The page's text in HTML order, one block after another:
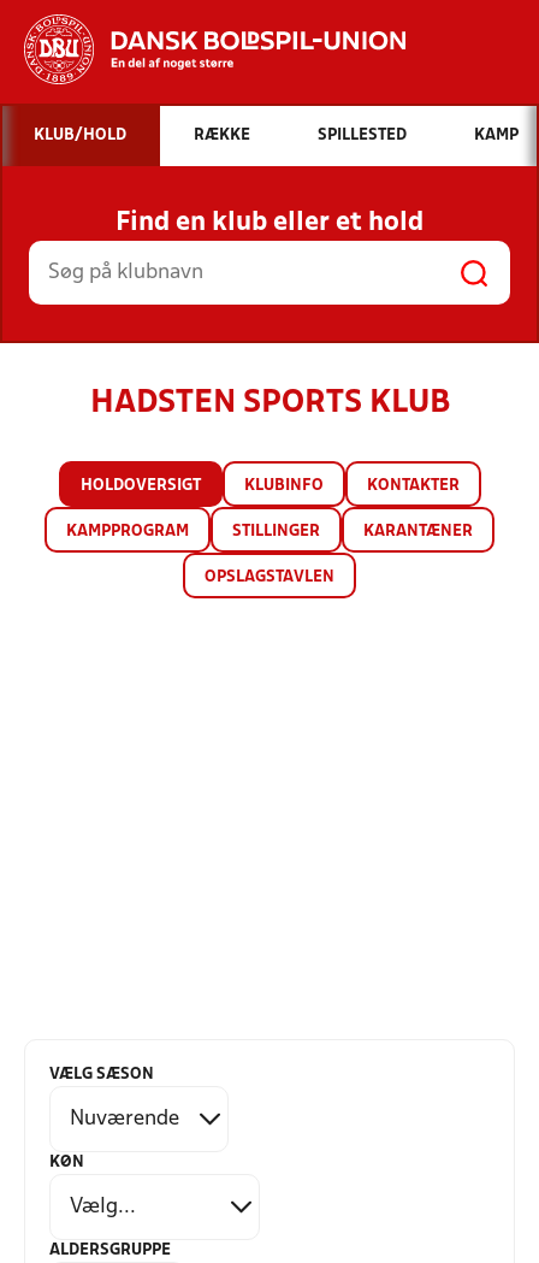
Hvad vil du søge efter?
INDHOLD OG NYHEDER
STILLINGER, RESULTATER, KLUBBER OG
HOLD
KLUB/HOLD RÆKKE SPILLESTED KAMP
Find en klub eller et hold
HADSTEN SPORTS KLUB
HOLDOVERSIGT KLUBINFO KONTAKTER
KAMPPROGRAM STILLINGER KARANTÆNER
OPSLAGSTAVLEN
VÆLG SÆSON
KØN
ALDERSGRUPPE